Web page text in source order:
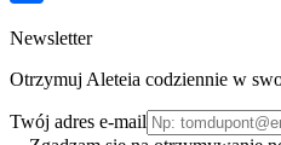
Newsletter
Otrzymuj Aleteia codziennie w
Twój adres e-mail